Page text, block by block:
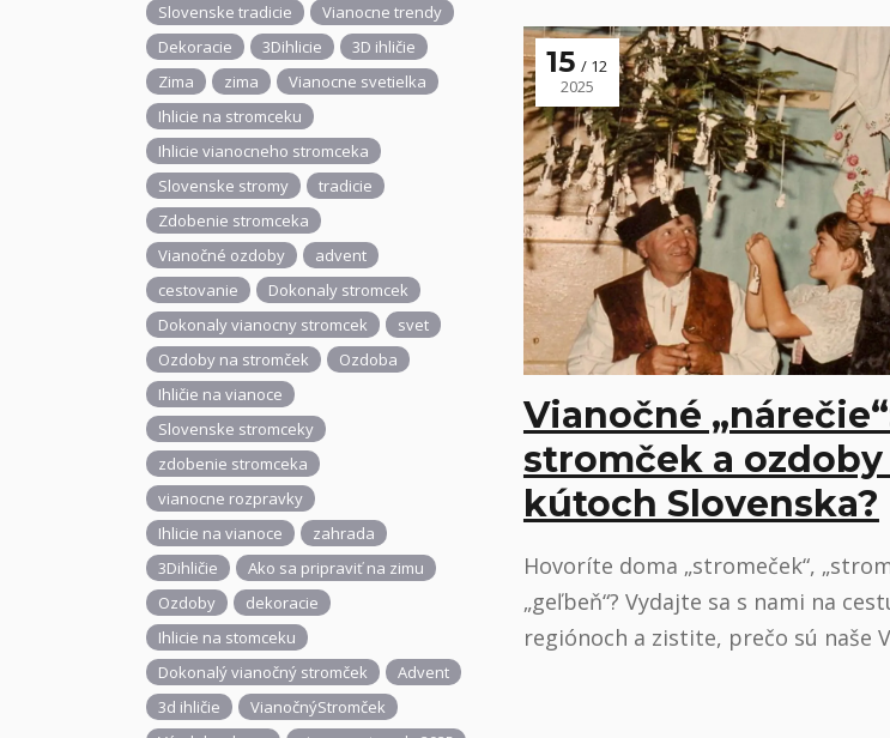
Slovenske tradicie
Vianocne trendy
Dekoracie
3Dihlicie
3D ihličie
Zima
zima
Vianocne svetielka
Ihlicie na stromceku
Ihlicie vianocneho stromceka
Slovenske stromy
tradicie
Zdobenie stromceka
Vianočné ozdoby
advent
cestovanie
Dokonaly stromcek
Dokonaly vianocny stromcek
svet
Ozdoby na stromček
Ozdoba
Ihličie na vianoce
Slovenske stromceky
zdobenie stromceka
vianocne rozpravky
Ihlicie na vianoce
zahrada
3Dihličie
Ako sa pripraviť na zimu
Ozdoby
dekoracie
Ihlicie na stomceku
Dokonalý vianočný stromček
Advent
3d ihličie
VianočnýStromček
Vianočné
stromček a
kútoch Slovenska?
15
12
2025
Hovoríte doma „stromeček“,
„geľbeň“? Vydajte sa s nami na
regiónoch a zistite, prečo sú naše